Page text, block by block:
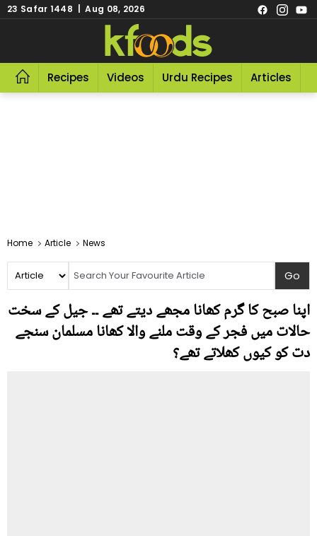
23 Safar 1448 | Aug 08, 2026
Recipes Videos Urdu Recipes Articles
Home Article News
اپنا صبح کا گرم کھانا مجھے دیتے تھے ۔۔ جیل کے سخت
حالات میں فجر کے وقت ملنے والا کھانا مسلمان سنجے
دت کو کیوں کھلاتے تھے؟